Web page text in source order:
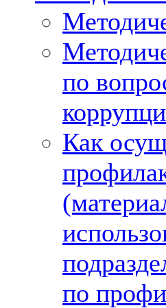
по
Как
по